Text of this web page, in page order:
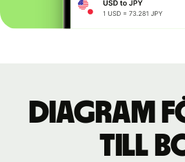
Diagram
till